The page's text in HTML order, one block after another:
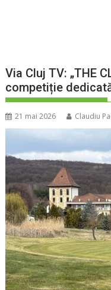
Via Cluj TV: „THE
competiție
21 mai 2026 Claudiu